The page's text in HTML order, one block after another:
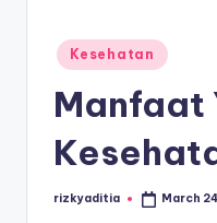
Posted
in
Kesehatan
Manfaat
Posted
rizkyaditia March